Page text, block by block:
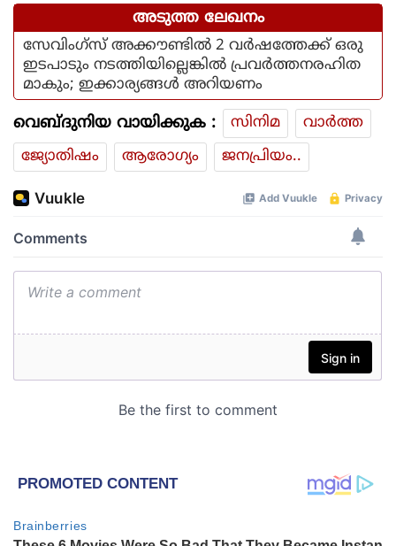
അടുത്ത ലേഖനം
സേവിംഗ്‌സ് അക്കൗണ്ടില്‍ 2 വര്‍ഷത്തേക്ക് ഒരു
ഇടപാടും നടത്തിയില്ലെങ്കില്‍ പ്രവര്‍ത്തനരഹിത
മാകും; ഇക്കാര്യങ്ങള്‍ അറിയണം
വെബ്ദുനിയ വായിക്കുക : സിനിമ
വാര്‍ത്ത
ജ്യോതിഷം
ആരോഗ്യം ജനപ്രിയം..